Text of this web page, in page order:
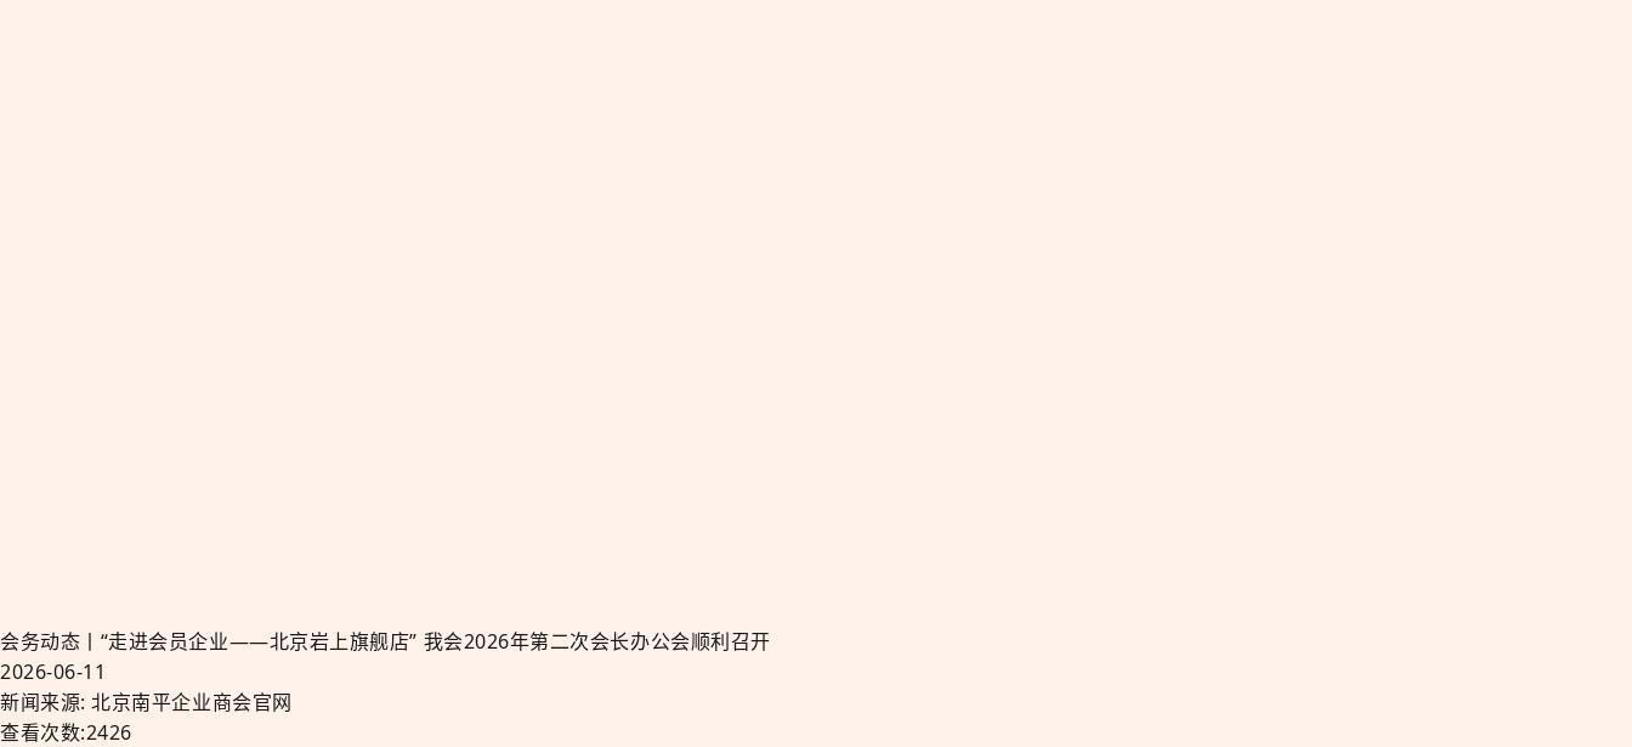
会务动态丨“走进会员企业——北京岩上旗舰店” 我会2026年第二次会长办公会顺利召开
2026-06-11
新闻来源: 北京南平企业商会官网
查看次数:2426